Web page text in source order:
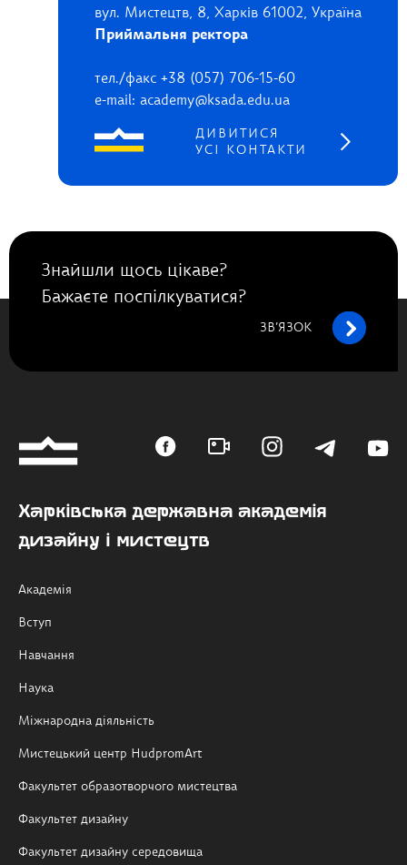
вул. Мистецтв, 8, Харків 61002, Україна
Приймальня ректора
тел./факс +38 (057) 706-15-60
e-mail: academy@ksada.edu.ua
ДИВИТИСЯ
УСІ КОНТАКТИ
Знайшли щось цікаве?
Бажаєте поспілкуватися?
ЗВ’ЯЗОК
Харківська державна академія
дизайну і мистецтв
Академія
Вступ
Навчання
Наука
Міжнародна діяльність
Мистецький центр HudpromArt
Факультет образотворчого мистецтва
Факультет дизайну
Факультет дизайну середовища